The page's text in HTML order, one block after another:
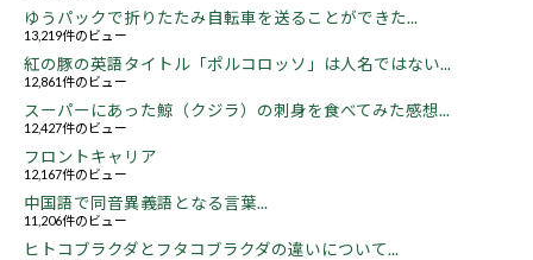
ゆうパックで折りたたみ自転車を送ることができた...
13,219件のビュー
紅の豚の英語タイトル「ポルコロッソ」は人名ではない...
12,861件のビュー
スーパーにあった鯨（クジラ）の刺身を食べてみた感想...
12,427件のビュー
フロントキャリア
12,167件のビュー
中国語で同音異義語となる言葉...
11,206件のビュー
ヒトコブラクダとフタコブラクダの違いについて...